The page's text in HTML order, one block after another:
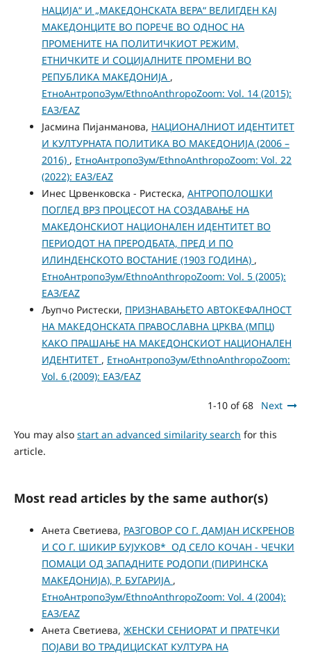
НАЦИЈА“ И „МАКЕДОНСКАТА ВЕРА“ ВЕЛИГДЕН КАЈ
МАКЕДОНЦИТЕ ВО ПОРЕЧЕ ВО ОДНОС НА
ПРОМЕНИТЕ НА ПОЛИТИЧКИОТ РЕЖИМ,
ЕТНИЧКИТЕ И СОЦИЈАЛНИТЕ ПРОМЕНИ ВО
РЕПУБЛИКА МАКЕДОНИЈА ,
ЕтноАнтропоЗум/EthnoAnthropoZoom: Vol. 14 (2015):
ЕАЗ/EAZ
Јасмина Пијанманова, НАЦИОНАЛНИОТ ИДЕНТИТЕТ
И КУЛТУРНАТА ПОЛИТИКА ВО МАКЕДОНИЈА (2006 –
2016) , ЕтноАнтропоЗум/EthnoAnthropoZoom: Vol. 22
(2022): ЕАЗ/EAZ
Инес Црвенковска - Ристеска, АНТРОПОЛОШКИ
ПОГЛЕД ВРЗ ПРОЦЕСОТ НА СОЗДАВАЊЕ НА
МАКЕДОНСКИОТ НАЦИОНАЛЕН ИДЕНТИТЕТ ВО
ПЕРИОДОТ НА ПРЕРОДБАТА, ПРЕД И ПО
ИЛИНДЕНСКОТО ВОСТАНИЕ (1903 ГОДИНА) ,
ЕтноАнтропоЗум/EthnoAnthropoZoom: Vol. 5 (2005):
ЕАЗ/EAZ
Љупчо Ристески, ПРИЗНАВАЊЕТО АВТОКЕФАЛНОСТ
НА МАКЕДОНСКАТА ПРАВОСЛАВНА ЦРКВА (МПЦ)
КАКО ПРАШАЊЕ НА МАКЕДОНСКИОТ НАЦИОНАЛЕН
ИДЕНТИТЕТ , ЕтноАнтропоЗум/EthnoAnthropoZoom:
Vol. 6 (2009): ЕАЗ/EAZ
1-10 of 68 Next
You may also start an advanced similarity search for this
article.
Most read articles by the same author(s)
Анета Светиева, РАЗГОВОР СО Г. ДАМЈАН ИСКРЕНОВ
И СО Г. ШИКИР БУЈУКОВ* ОД СЕЛО КОЧАН - ЧЕЧКИ
ПОМАЦИ ОД ЗАПАДНИТЕ РОДОПИ (ПИРИНСКА
МАКЕДОНИЈА), Р. БУГАРИЈА ,
ЕтноАнтропоЗум/EthnoAnthropoZoom: Vol. 4 (2004):
ЕАЗ/EAZ
Анета Светиева, ЖЕНСКИ СЕНИОРАТ И ПРАТЕЧКИ
ПОЈАВИ ВО ТРАДИЦИСКАТ КУЛТУРА НА